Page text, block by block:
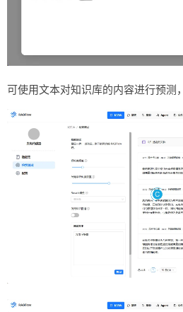
可使用文本对知识库的内容进行预测